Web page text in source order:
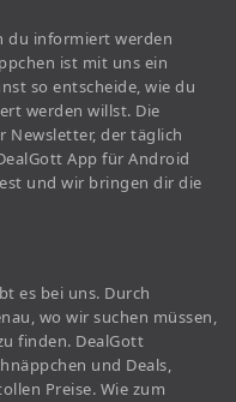
du informiert werden
ist mit uns ein
so entscheide, wie du
werden willst. Die
Newsletter, der täglich
App für Android
und wir bringen dir die
es bei uns. Durch
wo wir suchen müssen,
finden. DealGott
und Deals,
Preise. Wie zum